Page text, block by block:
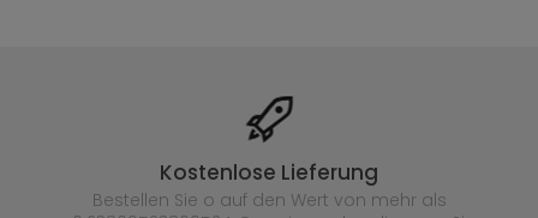
Kostenlose Lieferung
Bestellen Sie o auf den Wert von mehr als